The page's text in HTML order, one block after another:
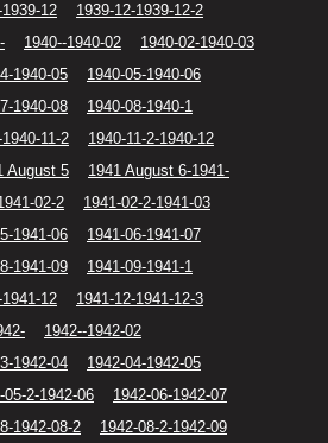
12
1939-12-1939-12-2
1940--1940-02
1940-02-1940-03
1940-05
1940-05-1940-06
1940-08
1940-08-1940-1
11-2
1940-11-2-1940-12
August 5
1941 August 6-1941-
02-2
1941-02-2-1941-03
1941-06
1941-06-1941-07
1941-09
1941-09-1941-1
12
1941-12-1941-12-3
1942--1942-02
1942-04
1942-04-1942-05
05-2-1942-06
1942-06-1942-07
1942-08-2
1942-08-2-1942-09